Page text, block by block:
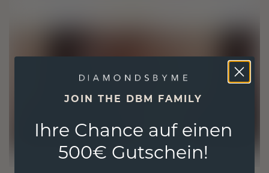
JOIN THE DBM FAMILY
Ihre Chance auf einen
500€ Gutschein!